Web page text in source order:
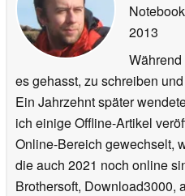
2013
es gehasst, zu schreiben
Ein Jahrzehnt später
ich einige Offline-Artikel
Online-Bereich gewechselt,
die auch 2021 noch online
Brothersoft, Download3000,